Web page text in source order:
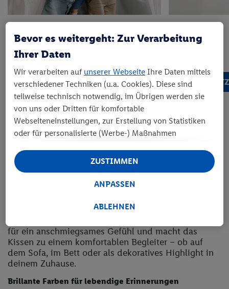
14.90
JETZT ENTDECKEN
kuschelig
überzeugen mit einer angenehmen Haptik und hoher
für ein anschmiegsames Gefühl und macht das
Kissen zu einem komfortablen Begleiter – ob auf
dem Sofa, im Bett oder als dekoratives Highlight in
deinem Zuhause.
Brillante Farben für lebendige Erinnerungen
Bevor es weitergeht: Zur Verarbeitung
Ihrer Daten
Wir verarbeiten auf unserer Webseite Ihre Daten mittels
verschiedener Techniken (u.a. Cookies). Diese sind
teilweise technisch notwendig, im Übrigen werden sie
von uns oder Dritten für komfortable
Webseiteneinstellungen, zur Erstellung von Statistiken
oder für personalisierte (Werbe-) Maßnahmen
außerhalb der EU ohne angemessenes Schutzniveau
ein. Unter „Ablehnen“ können Sie nur den Einsatz
notwendiger Techniken zulassen. Unter „Anpassen“
Weitere Informationen, auch zu Ihrem jederzeitigen
Datenschutzhinweisen. Unser Impressum finden Sie
hier.
ABLEHNEN
ANPASSEN
ZUSTIMMEN